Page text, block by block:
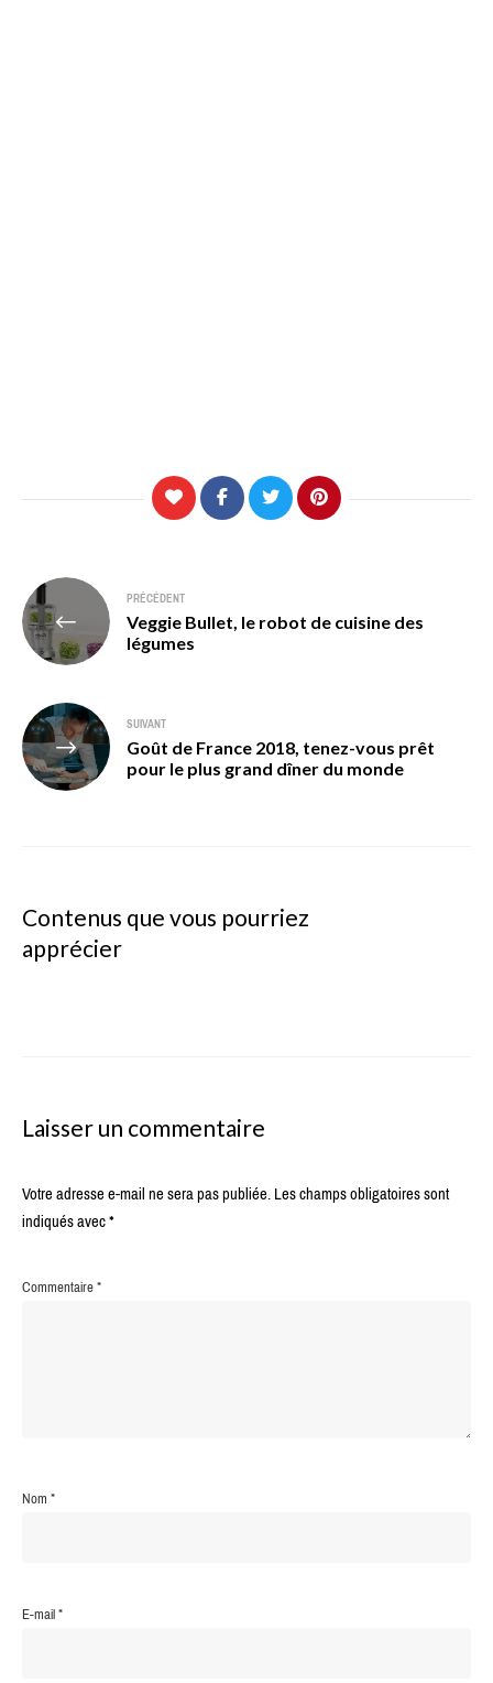
Navigation
de
l’article
PRÉCÉDENT
Veggie Bullet, le robot de cuisine des
légumes
SUIVANT
Goût de France 2018, tenez-vous prêt
pour le plus grand dîner du monde
Contenus que vous pourriez
apprécier
Laisser un commentaire
Votre adresse e-mail ne sera pas publiée.Les champs obligatoires sont
indiqués avec*
Commentaire*
Nom*
E-mail*